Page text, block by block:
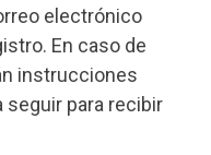
electrónico
En caso de
instrucciones
para recibir